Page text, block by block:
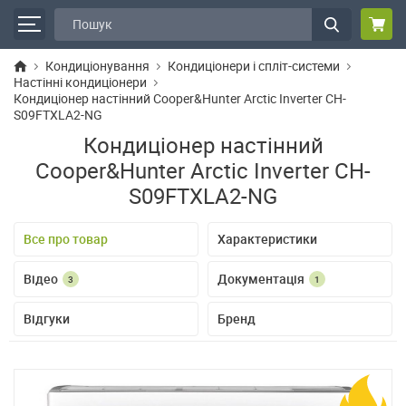
Кондиціонування
Кондиціонери і спліт-системи
Настінні кондиціонери
Кондиціонер настінний Cooper&Hunter Arctic Inverter CH-
S09FTXLA2-NG
Кондиціонер настінний
Cooper&Hunter Arctic Inverter CH-
S09FTXLA2-NG
Все про товар Характеристики
Відео 3 Документація 1
Відгуки Бренд